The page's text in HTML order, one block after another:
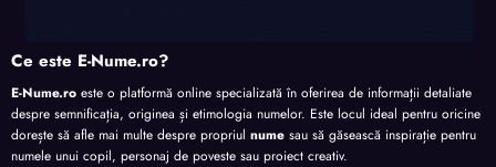
Ce este E-Nume.ro?
E-Nume.ro este o platformă online specializată în oferirea de informații detaliate
despre semnificația, originea și etimologia numelor. Este locul ideal pentru oricine
dorește să afle mai multe despre propriul nume sau să găsească inspirație pentru
numele unui copil, personaj de poveste sau proiect creativ.